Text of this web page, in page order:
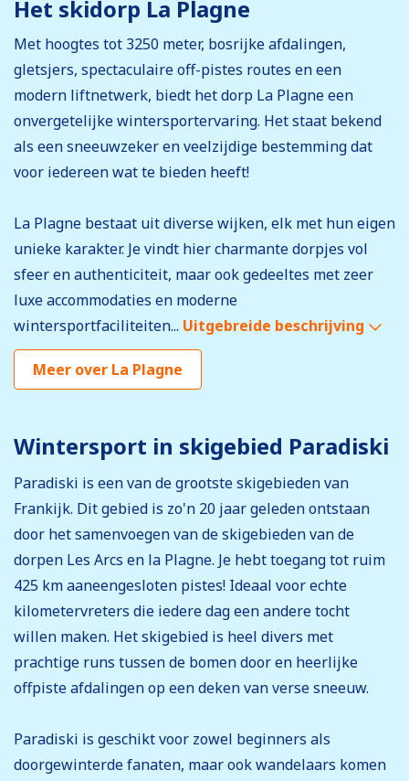
Het skidorp La Plagne
Met hoogtes tot 3250 meter, bosrijke afdalingen,
gletsjers, spectaculaire off-pistes routes en een
modern liftnetwerk, biedt het dorp La Plagne een
onvergetelijke wintersportervaring. Het staat bekend
als een sneeuwzeker en veelzijdige bestemming dat
voor iedereen wat te bieden heeft!
La Plagne bestaat uit diverse wijken, elk met hun eigen
unieke karakter. Je vindt hier charmante dorpjes vol
sfeer en authenticiteit, maar ook gedeeltes met zeer
luxe accommodaties en moderne
wintersportfaciliteiten... Uitgebreide beschrijving
Meer over La Plagne
Wintersport in skigebied Paradiski
Paradiski is een van de grootste skigebieden van
Frankijk. Dit gebied is zo'n 20 jaar geleden ontstaan
door het samenvoegen van de skigebieden van de
dorpen Les Arcs en la Plagne. Je hebt toegang tot ruim
425 km aaneengesloten pistes! Ideaal voor echte
kilometervreters die iedere dag een andere tocht
willen maken. Het skigebied is heel divers met
prachtige runs tussen de bomen door en heerlijke
offpiste afdalingen op een deken van verse sneeuw.
Paradiski is geschikt voor zowel beginners als
doorgewinterde fanaten, maar ook wandelaars komen